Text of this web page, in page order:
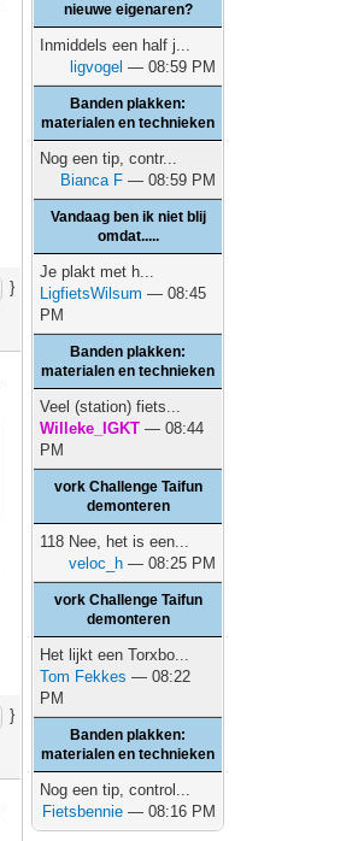
}
}
nieuwe eigenaren?
Inmiddels een half j...
ligvogel — 08:59 PM
Banden plakken:
materialen en technieken
Nog een tip, contr...
Bianca F — 08:59 PM
Vandaag ben ik niet blij
omdat.....
Je plakt met h...
LigfietsWilsum — 08:45
PM
Banden plakken:
materialen en technieken
Veel (station) fiets...
Willeke_IGKT — 08:44
PM
vork Challenge Taifun
demonteren
118 Nee, het is een...
veloc_h — 08:25 PM
vork Challenge Taifun
demonteren
Het lijkt een Torxbo...
Tom Fekkes — 08:22
PM
Banden plakken:
materialen en technieken
Nog een tip, control...
Fietsbennie — 08:16 PM